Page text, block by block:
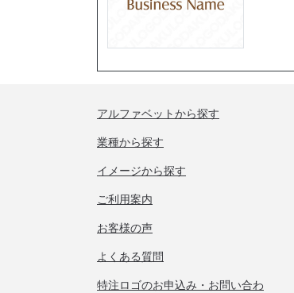
アルファベットから探す
業種から探す
イメージから探す
ご利用案内
お客様の声
よくある質問
特注ロゴのお申込み・お問い合わ